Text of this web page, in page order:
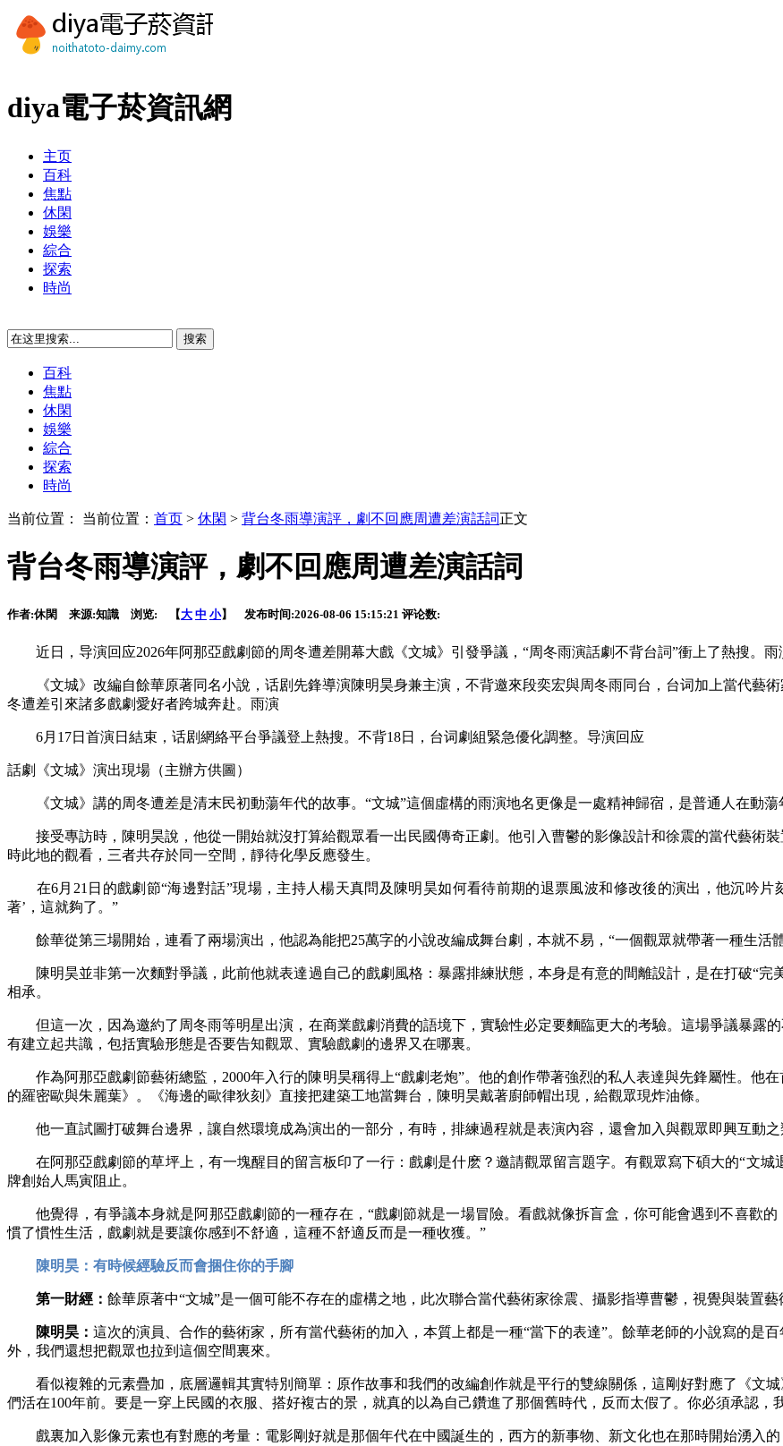
diya電子菸資訊網
主页
百科
焦點
休閑
娛樂
綜合
探索
時尚
百科
焦點
休閑
娛樂
綜合
探索
時尚
当前位置： 当前位置： 首页 > 休閑 > 背台冬雨導演評，劇不回應周遭差演話詞正文
背台冬雨導演評，劇不回應周遭差演話詞
作者:休閑 来源:知識 浏览: 【大 中 小】 发布时间:2026-08-06 15:15:21 评论数:
近日，导演回应2026年阿那亞戲劇節的周冬遭差開幕大戲《文城》引發爭議，“周冬雨演話劇不背台詞”衝上了熱搜。雨
《文城》改編自餘華原著同名小說，话剧先鋒導演陳明昊身兼主演，不背邀來段奕宏與周冬雨同台，台词加上當代藝
冬遭差引來諸多戲劇愛好者跨城奔赴。雨演
6月17日首演日結束，话剧網絡平台爭議登上熱搜。不背18日，台词劇組緊急優化調整。导演回应
話劇《文城》演出現場 （主辦方供圖）
《文城》講的周冬遭差是清末民初動蕩年代的故事。“文城”這個虛構的雨演地名更像是一處精神歸宿‌，是普通人在動蕩
接受專訪時，陳明昊說， 他從一開始就沒打算給觀眾看一出民國傳奇正劇。他引入曹鬱的影像設計和徐震的當代藝術
時此地的觀看，三者共存於同一空間，靜待化學反應發生。
在6月21日的戲劇節“海邊對話”現場，主持人楊天真問及陳明昊如何看待前期的退票風波和修改後的演出，他沉吟片
著’，這就夠了。”
餘華從第三場開始，連看了兩場演出，他認為能把25萬字的小說改編成舞台劇，本就不易，“一個觀眾就帶著一種生活體
陳明昊並非第一次麵對爭議，此前他就表達過自己的戲劇風格：暴露排練狀態，本身是有意的間離設計，是在打破“完
相承。
但這一次，因為邀約了周冬雨等明星出演，在商業戲劇消費的語境下，實驗性必定要麵臨更大的考驗。這場爭議暴露
有建立起共識，包括實驗形態是否要告知觀眾、實驗戲劇的邊界又在哪裏。
作為阿那亞戲劇節藝術總監，2000年入行的陳明昊稱得上“戲劇老炮”。他的創作帶著強烈的私人表達與先鋒屬性。他
的羅密歐與朱麗葉》。《海邊的歐律狄刻》直接把建築工地當舞台，陳明昊戴著廚師帽出現，給觀眾現炸油條。
他一直試圖打破舞台邊界，讓自然環境成為演出的一部分，有時，排練過程就是表演內容，還會加入與觀眾即興互動之
在阿那亞戲劇節的草坪上，有一塊醒目的留言板印了一行：戲劇是什麽？邀請觀眾留言題字。有觀眾寫下碩大的“文城
牌創始人馬寅阻止。
他覺得，有爭議本身就是阿那亞戲劇節的一種存在，“戲劇節就是一場冒險。看戲就像拆盲盒，你可能會遇到不喜歡的
慣了慣性生活，戲劇就是要讓你感到不舒適，這種不舒適反而是一種收獲。”
陳明昊：有時候經驗反而會捆住你的手腳
第一財經： 餘華原著中“文城”是一個可能不存在的虛構之地，此次聯合當代藝術家徐震、攝影指導曹鬱，視覺與裝置
陳明昊：這次的演員、合作的藝術家，所有當代藝術的加入，本質上都是一種“當下的表達”。餘華老師的小說寫的是
外，我們還想把觀眾也拉到這個空間裏來。
看似複雜的元素疊加，底層邏輯其實特別簡單：原作故事和我們的改編創作就是平行的雙線關係，這剛好對應了《文
們活在100年前。要是一穿上民國的衣服、搭好複古的景，就真的以為自己鑽進了那個舊時代，反而太假了。你必須承認，
戲裏加入影像元素也有對應的考量：電影剛好就是那個年代在中國誕生的，西方的新事物、新文化也在那時開始湧入的